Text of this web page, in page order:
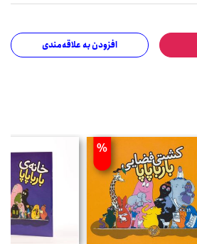
افزودن به علاقه‌مندی
%